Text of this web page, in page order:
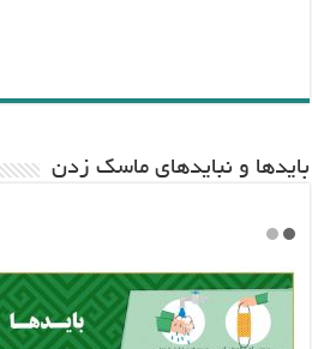
باید‌ها و نبایدهای ماسک زدن